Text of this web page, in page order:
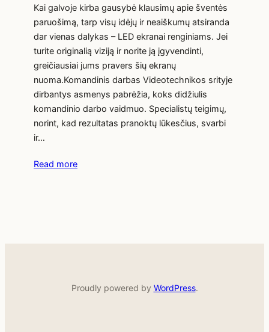
Kai galvoje kirba gausybė klausimų apie šventės
paruošimą, tarp visų idėjų ir neaiškumų atsiranda
dar vienas dalykas – LED ekranai renginiams. Jei
turite originalią viziją ir norite ją įgyvendinti,
greičiausiai jums pravers šių ekranų
nuoma.Komandinis darbas Videotechnikos srityje
dirbantys asmenys pabrėžia, koks didžiulis
komandinio darbo vaidmuo. Specialistų teigimų,
norint, kad rezultatas pranoktų lūkesčius, svarbi
ir…
Read more
Proudly powered by WordPress.